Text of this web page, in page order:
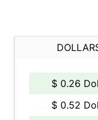
$ 0.26
$ 0.52